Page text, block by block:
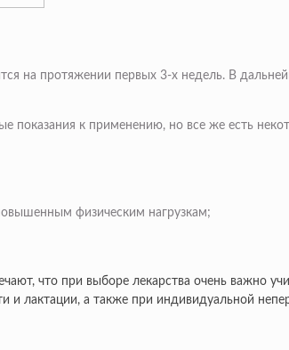
на протяжении первых 3-х недель. В
показания к применению, но все же есть
физическим нагрузкам;
что при выборе лекарства очень важно
лактации, а также при индивидуальной